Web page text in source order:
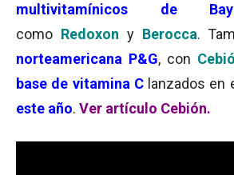
multivitamínicos de
como Redoxon y Berocca.
norteamericana P&G, con
base de vitamina C lanzados en
este año. Ver artículo Cebión.